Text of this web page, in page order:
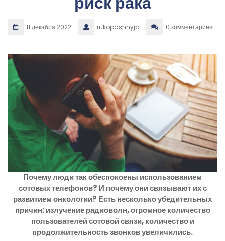
11 декабря 2022 rukopashnyjb 0 комментариев
Почему люди так обеспокоены использованием
сотовых телефонов? И почему они связывают их с
развитием онкологии? Есть несколько убедительных
причин: излучение радиоволн, огромное количество
пользователей сотовой связи, количество и
продолжительность звонков увеличились.